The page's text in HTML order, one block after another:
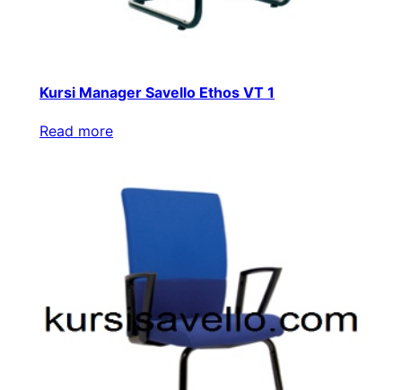
Kursi Manager Savello Ethos VT 1
Read more